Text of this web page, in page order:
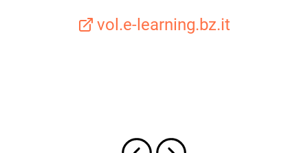
vol.e-learning.bz.it